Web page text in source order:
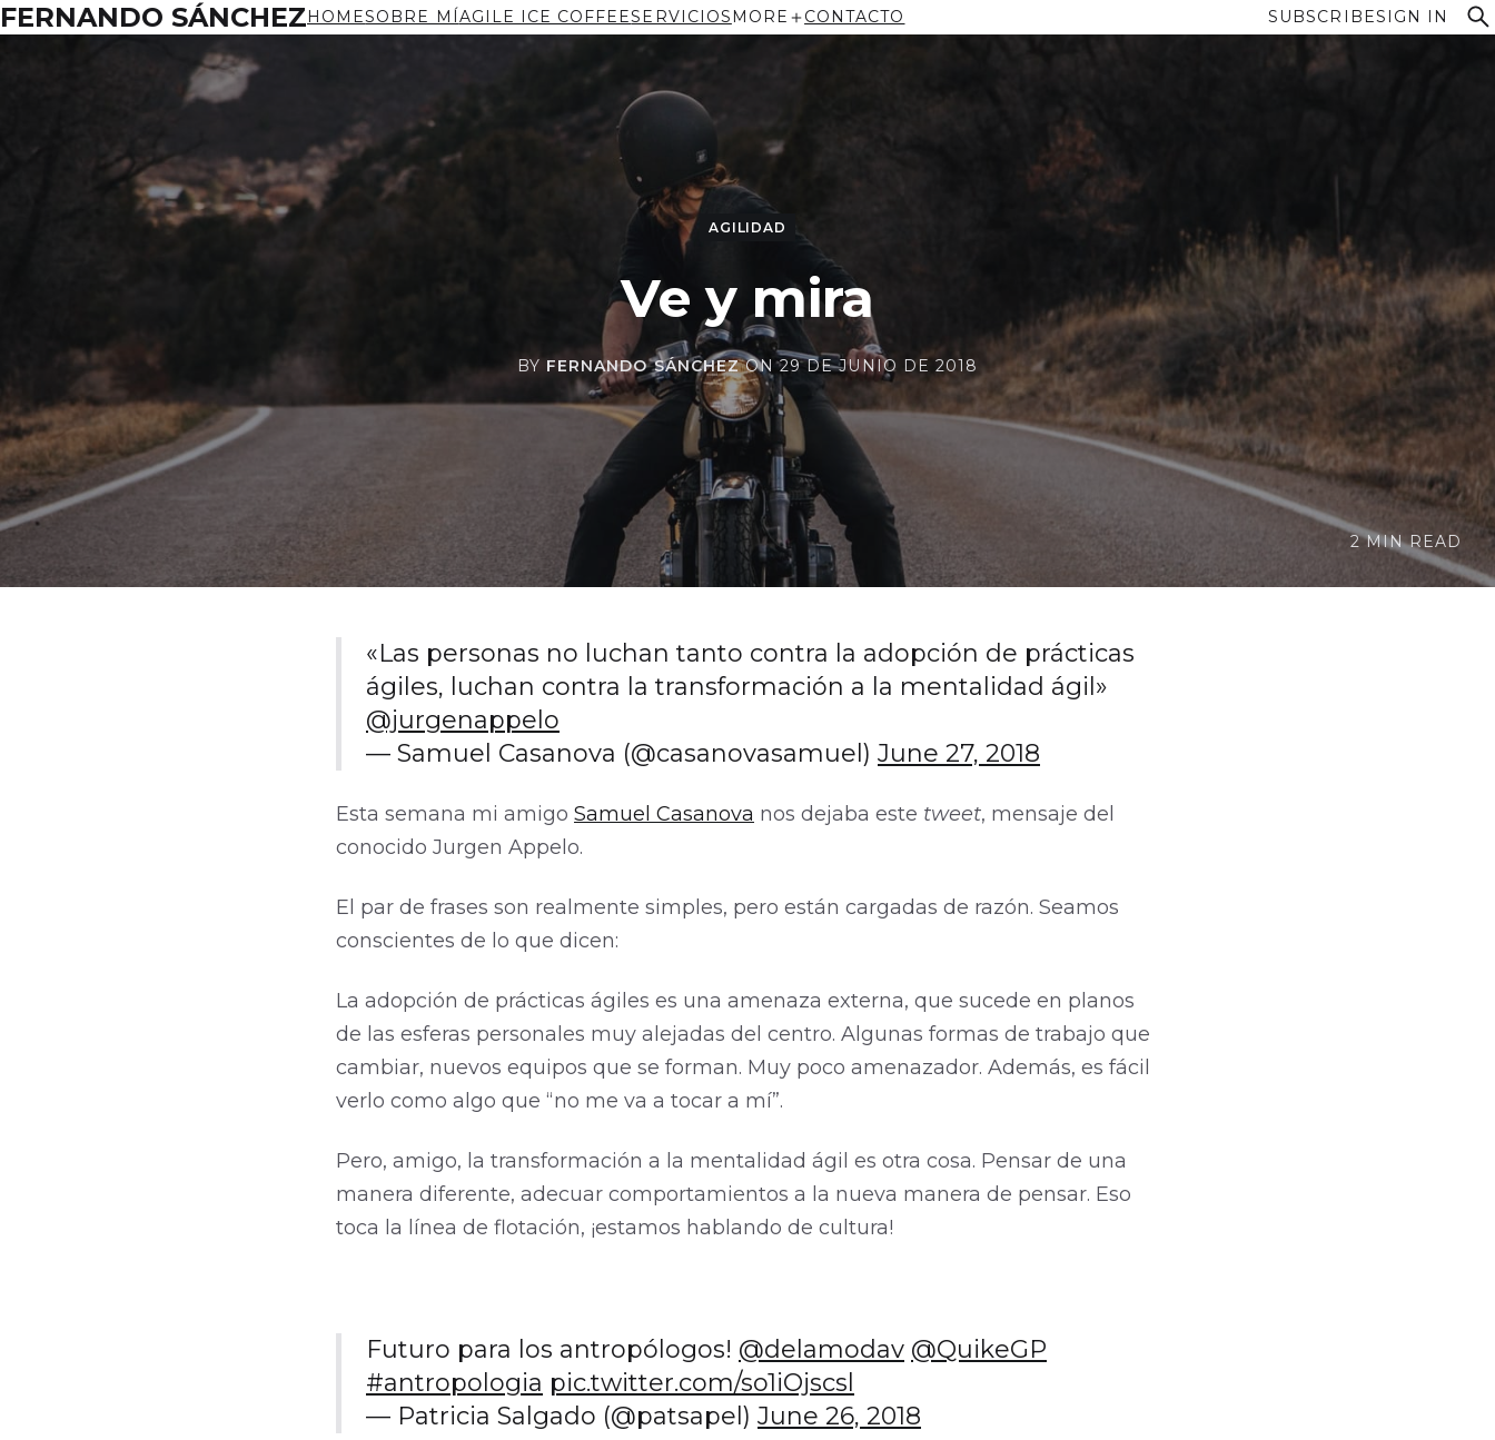
FERNANDO SÁNCHEZHOMESOBRE MÍAGILE ICE COFFEESERVICIOS MORE CONTACTO SUBSCRIBESIGN IN
AGILIDAD
Ve y mira
BY FERNANDO SÁNCHEZON29 DE JUNIO DE 2018
2 MIN READ
«Las personas no luchan tanto contra la adopción de prácticas
ágiles, luchan contra la transformación a la mentalidad ágil»
@jurgenappelo
— Samuel Casanova (@casanovasamuel) June 27, 2018
Esta semana mi amigo Samuel Casanova nos dejaba este tweet, mensaje del
conocido Jurgen Appelo.
El par de frases son realmente simples, pero están cargadas de razón. Seamos
conscientes de lo que dicen:
La adopción de prácticas ágiles es una amenaza externa, que sucede en planos
de las esferas personales muy alejadas del centro. Algunas formas de trabajo que
cambiar, nuevos equipos que se forman. Muy poco amenazador. Además, es fácil
verlo como algo que “no me va a tocar a mí”.
Pero, amigo, la transformación a la mentalidad ágil es otra cosa. Pensar de una
manera diferente, adecuar comportamientos a la nueva manera de pensar. Eso
toca la línea de flotación, ¡estamos hablando de cultura!
Futuro para los antropólogos! @delamodav @QuikeGP
#antropologia pic.twitter.com/so1iOjscsl
— Patricia Salgado (@patsapel) June 26, 2018